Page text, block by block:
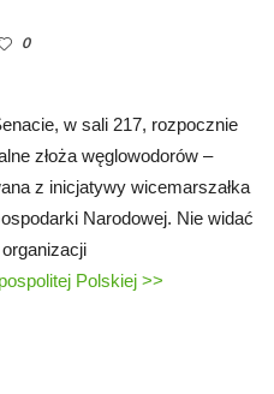
0
w sali 217, rozpocznie
złoża węglowodorów –
z inicjatywy wicemarszałka
Narodowej. Nie widać
Polskiej >>